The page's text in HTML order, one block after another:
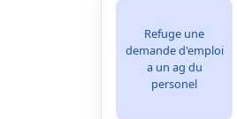
Refuge une
demande d'emploi
a un ag du
personel